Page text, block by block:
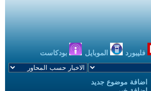
فليبورد الموبايل بودكاست
اضافة موضوع جديد